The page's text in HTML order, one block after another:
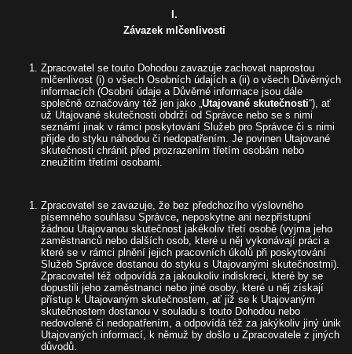
I.
Závazek mlčenlivosti
Zpracovatel se touto Dohodou zavazuje zachovat naprostou
mlčenlivost (i) o všech Osobních údajích a (ii) o všech Důvěrných
informacích (Osobní údaje a Důvěrné informace jsou dále
společně označovány též jen jako „ Utajované skutečnosti“), ať
už Utajované skutečnosti obdrží od Správce nebo se s nimi
seznámí jinak v rámci poskytování Služeb pro Správce či s nimi
přijde do styku náhodou či nedopatřením. Je povinen Utajované
skutečnosti chránit před prozrazením třetím osobám nebo
zneužitím třetími osobami.
Zpracovatel se zavazuje, že bez předchozího výslovného
písemného souhlasu Správce, neposkytne ani nezpřístupní
žádnou Utajovanou skutečnost jakékoliv třetí osobě (vyjma jeho
zaměstnanců nebo dalších osob, které u něj vykonávají práci a
které se v rámci plnění jejich pracovních úkolů při poskytování
Služeb Správce dostanou do styku s Utajovanými skutečnostmi).
Zpracovatel též odpovídá za jakoukoliv indiskreci, které by se
dopustili jeho zaměstnanci nebo jiné osoby, které u něj získají
přístup k Utajovaným skutečnostem, ať již se k Utajovaným
skutečnostem dostanou v souladu s touto Dohodou nebo
nedovoleně či nedopatřením, a odpovídá též za jakýkoliv jiný únik
Utajovaných informací, k němuž by došlo u Zpracovatele z jiných
důvodů.